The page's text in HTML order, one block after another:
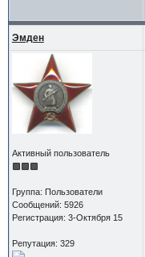
Эмден
Активный пользователь
Группа: Пользователи
Сообщений: 5926
Регистрация: 3-Октября 15
Репутация: 329